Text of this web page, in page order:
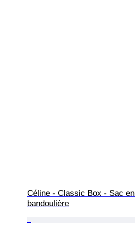
Céline - Classic Box - Sac en
bandoulière